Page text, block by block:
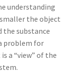
理学の父】
物
キスト等
understanding
the object
the substance
problem for
a “view” of the